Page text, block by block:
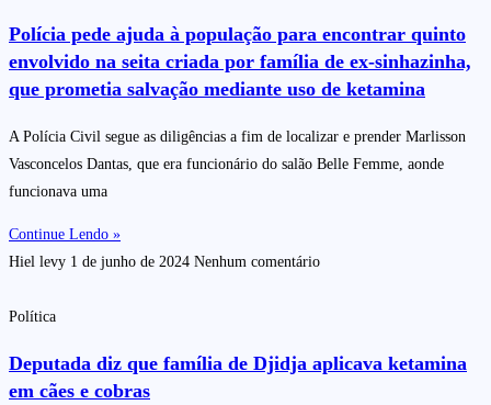
Polícia pede ajuda à população para encontrar quinto
envolvido na seita criada por família de ex-sinhazinha,
que prometia salvação mediante uso de ketamina
A Polícia Civil segue as diligências a fim de localizar e prender Marlisson
Vasconcelos Dantas, que era funcionário do salão Belle Femme, aonde
funcionava uma
Continue Lendo »
Hiel levy 1 de junho de 2024 Nenhum comentário
Política
Deputada diz que família de Djidja aplicava ketamina
em cães e cobras